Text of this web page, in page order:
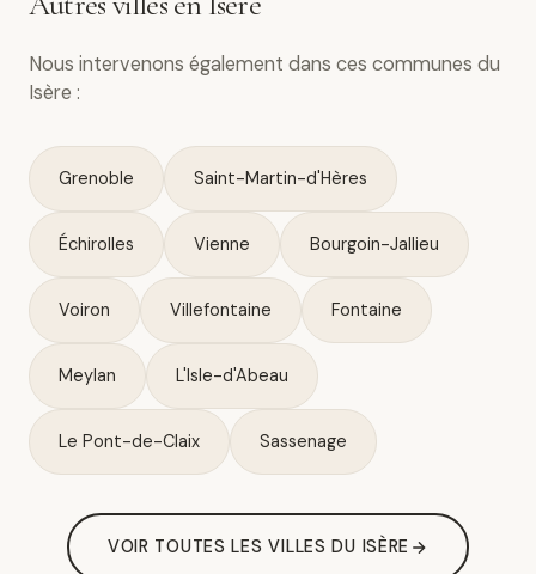
Nous intervenons également dans ces communes du
Isère :
Grenoble Saint-Martin-d'Hères
Échirolles Vienne Bourgoin-Jallieu
Voiron Villefontaine Fontaine
Meylan L'Isle-d'Abeau
Le Pont-de-Claix Sassenage
VOIR TOUTES LES VILLES DU ISÈRE